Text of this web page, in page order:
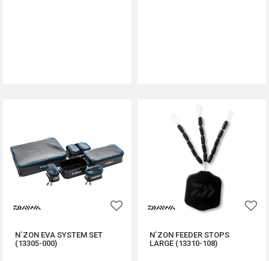
N`ZON EVA SYSTEM SET
(13305-000)
N`ZON FEEDER STOPS
LARGE (13310-108)